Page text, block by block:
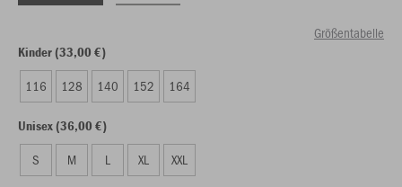
Größentabelle
Kinder (33,00 €)
116 128 140 152 164
Unisex (36,00 €)
S M L XL XXL